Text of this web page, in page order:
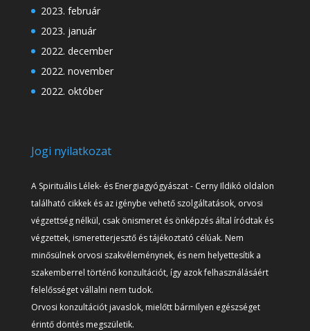
2023. február
2023. január
2022. december
2022. november
2022. október
Jogi nyilatkozat
A Spirituális Lélek- és Energiagyógyászat - Cerny Ildikó oldalon
található cikkek és az igénybe vehető szolgáltatások, orvosi
végzettség nélkül, csak önismeret és önképzés által íródtak és
végzettek, ismeretterjesztő és tájékoztató célúak. Nem
minősülnek orvosi szakvéleménynek, és nem helyettesítik a
szakemberrel történő konzultációt, így azok felhasználásáért
felelősséget vállalni nem tudok.
Orvosi konzultációt javaslok, mielőtt bármilyen egészséget
érintő döntés megszületik.